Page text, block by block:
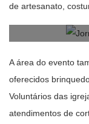
de artesanato,
A área do evento
oferecidos
Voluntários das
atendimentos de